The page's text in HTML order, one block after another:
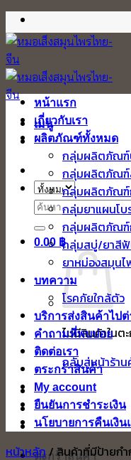
ข้าม
ไป
ยัง
เนื้อหา
เมนู
ค้นหา:
0.00 ฿
ไม่มีสินค้าในต
กลับสู่หน้าร้าน
หน้าแรก
เกี่ยวกับเรา
ผลิตภัณฑ์ทั้งหมด
กลุ่มผลิตภัณฑ์
กลุ่มผลิตภัณฑ์
กลุ่มผลิตภัณฑ์
กลุ่มยาแผนโ
กลุ่มผลิตภัณฑ์
กลุ่มสบู่/ยาสี
ยาหม่องสมุนไ
บทความ
โรคภัยใกล้ตัว
บริการส่งสินค้าไปต่
คำถามที่พบบ่อย
ติดต่อเรา
ตระกร้าสินค้า
My account
ยืนยันการชำระเงิน
นโยบายการคืนเงิ
หน้าหลัก/สินค้าที่มีป้ายกำ